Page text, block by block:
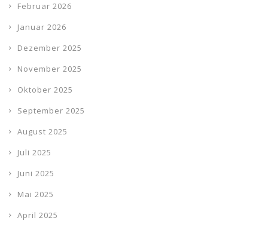
Februar 2026
Januar 2026
Dezember 2025
November 2025
Oktober 2025
September 2025
August 2025
Juli 2025
Juni 2025
Mai 2025
April 2025